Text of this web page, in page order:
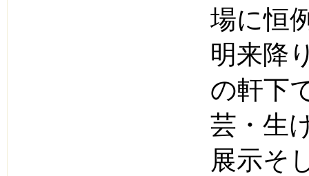
場に恒
明来降
の軒下
芸・生
展示そ